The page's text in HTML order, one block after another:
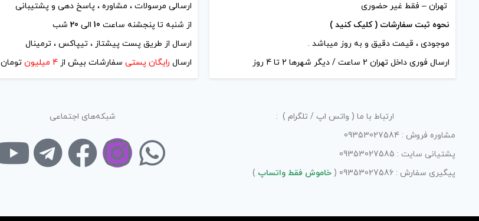
تهران – فقط غیر حضوری
نحوه ثبت سفارشات ( کلیک کنید )
موجودی ، قیمت دقیق و به روز میباشد .
ارسال فوری داخل تهران 2 ساعت / دیگر شهرها 2 تا 4 روز
ارسالی مرسولات ، مشاوره ، پاسخ دهی و پشتیبانی
از شنبه تا پنجشنه ساعت 10الی 20شب
ارسال از طریق پست پیشتاز ، تیپاکس ، ترمینال
ارسال رایگان پستی سفارشات بیش از 4 میلیون تومان
ارتباط با ما ( واتس اپ / تلگرام ) :
مشاوره فروش : 09353027584
پشتیانی سایت : 09353027585
پیگیری سفارش : 09353027586 (
خاموش فقط واتساپ )
شبکه‌های اجتماعی